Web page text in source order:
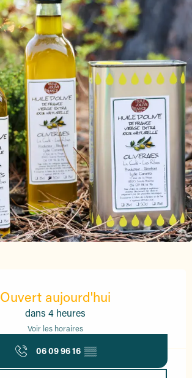
Ouvert aujourd'hui
dans 4 heures
Voir les horaires
06 09 96 16 ▒▒